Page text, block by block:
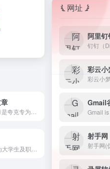
网址
阿里钉
彩云小
Gmail
射手网